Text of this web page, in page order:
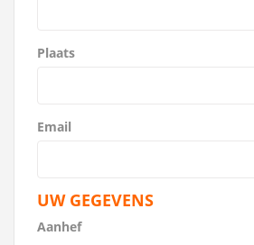
Plaats
Email
UW GEGEVENS
Aanhef